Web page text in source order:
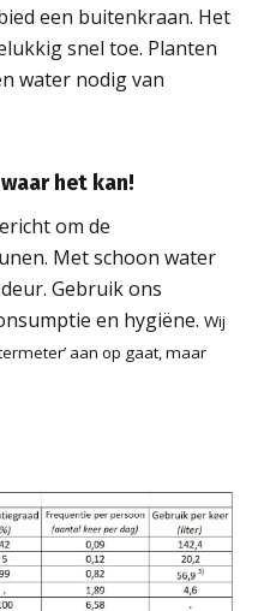
een buitenkraan. Het
snel toe. Planten
water nodig van
waar het kan!
om de
. Met schoon water
deur. Gebruik ons
en hygiëne. Wij
aan op gaat, maar